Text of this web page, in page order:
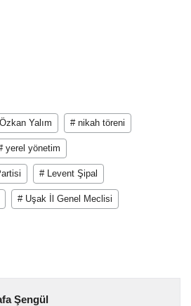
Yalım # nikah töreni
yerel yönetim
# Levent Şipal
# Uşak İl Genel Meclisi
Şengül